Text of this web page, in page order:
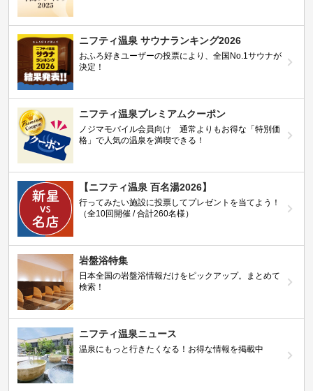
ニフティ温泉 サウナランキング2026
おふろ好きユーザーの投票により、全国No.1サウナが
決定！
ニフティ温泉プレミアムクーポン
ノジマモバイル会員向け 通常よりもお得な「特別価
格」で人気の温泉を満喫できる！
【ニフティ温泉 百名湯2026】
行ってみたい施設に投票してプレゼントを当てよう！
（全10回開催 / 合計260名様）
岩盤浴特集
日本全国の岩盤浴情報だけをピックアップ。まとめて
検索！
ニフティ温泉ニュース
温泉にもっと行きたくなる！お得な情報を掲載中